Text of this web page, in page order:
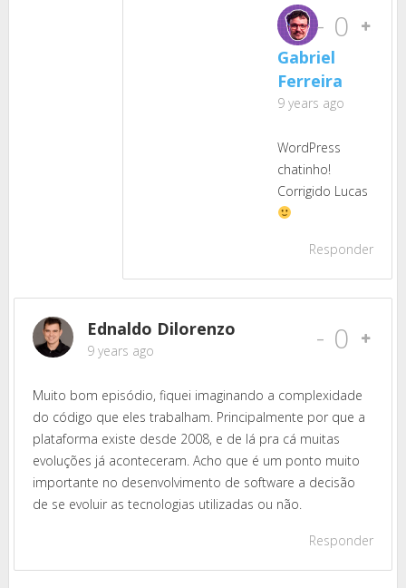
Gabriel
Ferreira
9 years ago
- 0
WordPress
chatinho!
Corrigido Lucas
Responder
Ednaldo Dilorenzo
9 years ago - 0
Muito bom episódio, fiquei imaginando a complexidade
do código que eles trabalham. Principalmente por que a
plataforma existe desde 2008, e de lá pra cá muitas
evoluções já aconteceram. Acho que é um ponto muito
importante no desenvolvimento de software a decisão
de se evoluir as tecnologias utilizadas ou não.
Responder